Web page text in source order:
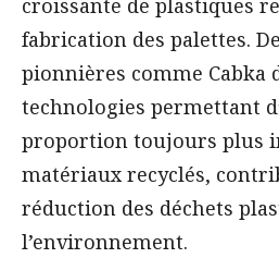
croissante de plastiques
fabrication des palettes.
pionnières comme Cabka
technologies permettant
proportion toujours plus
matériaux recyclés,
réduction des déchets
l’environnement.